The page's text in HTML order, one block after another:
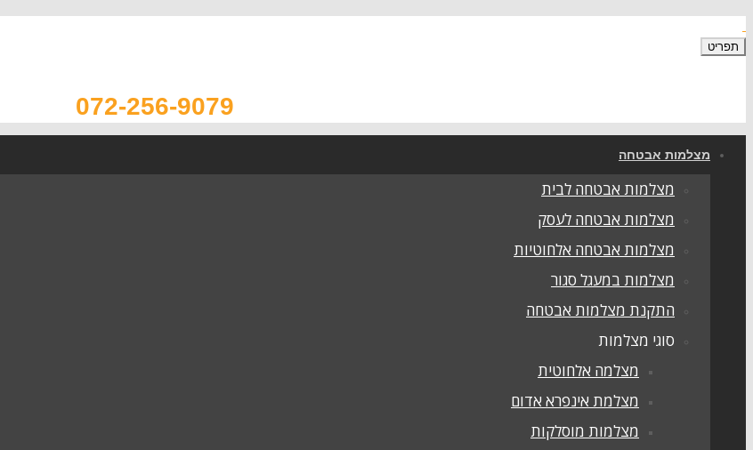
תפריט
072-256-9079
מצלמות אבטחה
מצלמות אבטחה לבית
מצלמות אבטחה לעסק
מצלמות אבטחה אלחוטיות
מצלמות במעגל סגור
התקנת מצלמות אבטחה
סוגי מצלמות
מצלמה אלחוטית
מצלמת אינפרא אדום
מצלמות מוסלקות